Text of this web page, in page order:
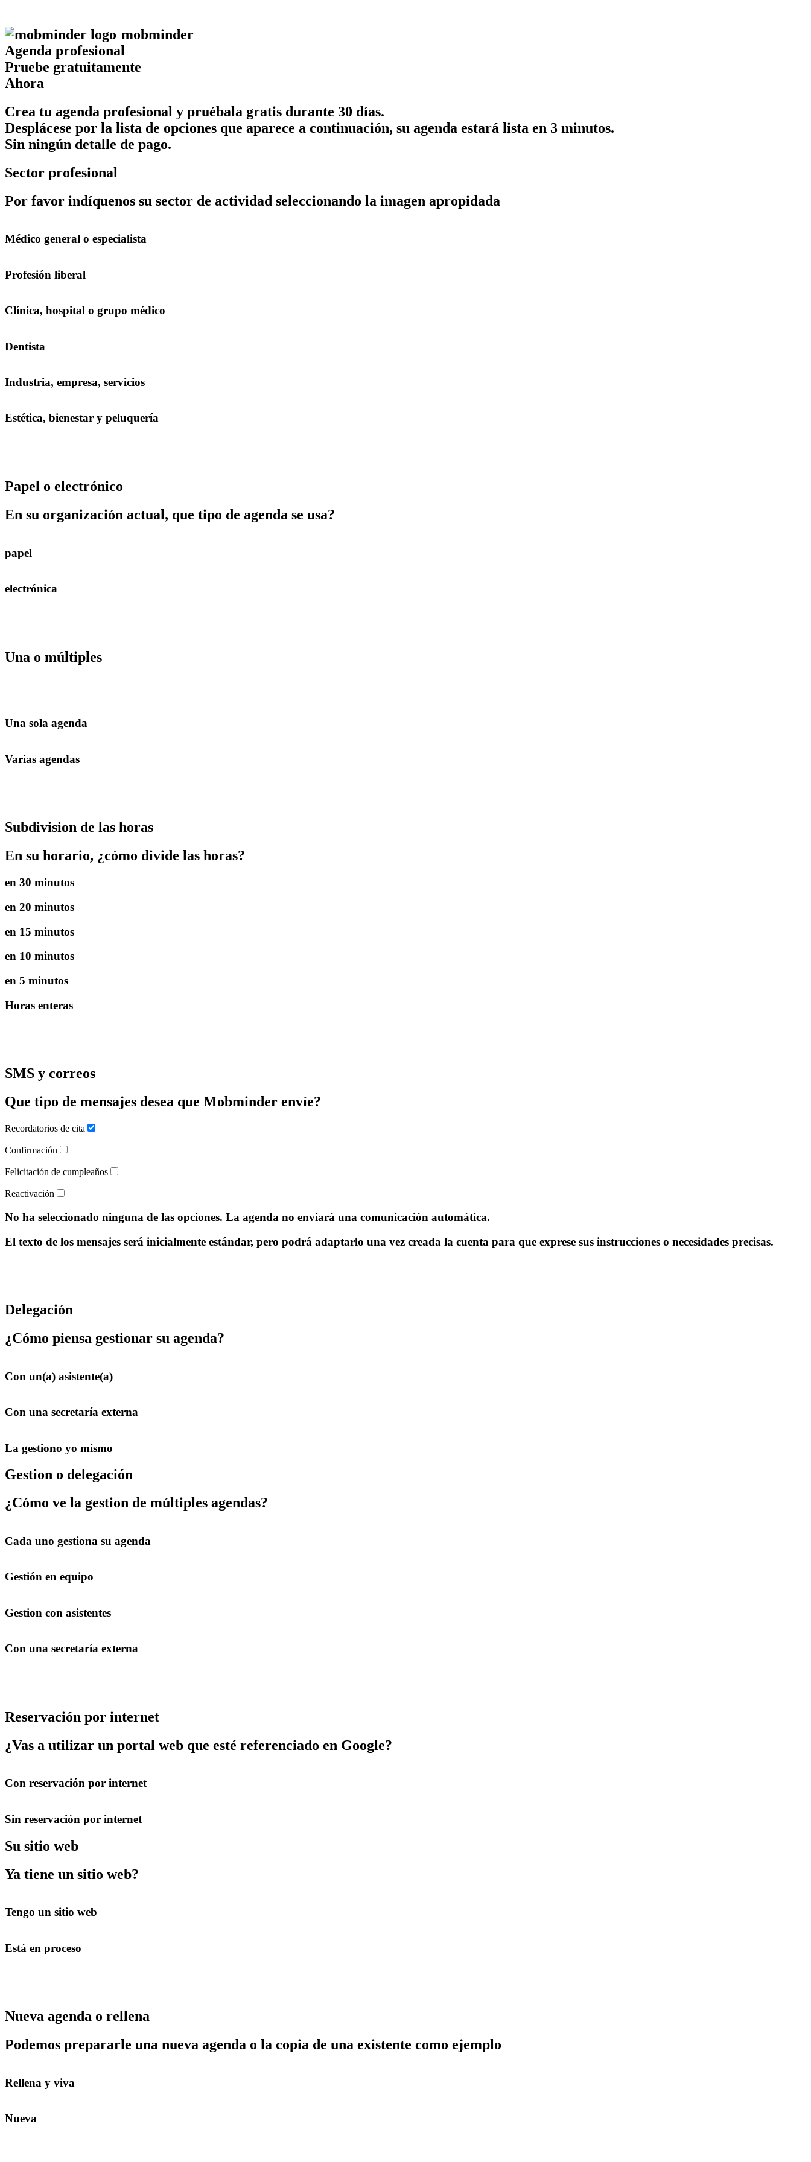
mobminder
Agenda profesional
Pruebe gratuitamente
Ahora
Crea tu agenda profesional y pruébala gratis durante 30 días.
Desplácese por la lista de opciones que aparece a continuación, su agenda estará lista en 3 minutos.
Sin ningún detalle de pago.
Sector profesional
Por favor indíquenos su sector de actividad seleccionando la imagen apropidada
Médico general o especialista
Profesión liberal
Clínica, hospital o grupo médico
Dentista
Industria, empresa, servicios
Estética, bienestar y peluquería
Papel o electrónico
En su organización actual, que tipo de agenda se usa?
papel
electrónica
Una o múltiples
Una sola agenda
Varias agendas
Subdivision de las horas
En su horario, ¿cómo divide las horas?
en 30 minutos
en 20 minutos
en 15 minutos
en 10 minutos
en 5 minutos
Horas enteras
SMS y correos
Que tipo de mensajes desea que Mobminder envíe?
Recordatorios de cita
Confirmación
Felicitación de cumpleaños
Reactivación
No ha seleccionado ninguna de las opciones. La agenda no enviará una comunicación automática.
El texto de los mensajes será inicialmente estándar, pero podrá adaptarlo una vez creada la cuenta para que exprese sus instrucciones o necesidades precisas.
Delegación
¿Cómo piensa gestionar su agenda?
Con un(a) asistente(a)
Con una secretaría externa
La gestiono yo mismo
Gestion o delegación
¿Cómo ve la gestion de múltiples agendas?
Cada uno gestiona su agenda
Gestión en equipo
Gestion con asistentes
Con una secretaría externa
Reservación por internet
¿Vas a utilizar un portal web que esté referenciado en Google?
Con reservación por internet
Sin reservación por internet
Su sitio web
Ya tiene un sitio web?
Tengo un sitio web
Está en proceso
Nueva agenda o rellena
Podemos prepararle una nueva agenda o la copia de una existente como ejemplo
Rellena y viva
Nueva